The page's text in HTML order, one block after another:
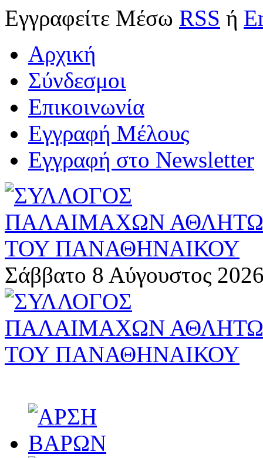
Εγγραφείτε Μέσω RSS ή
Αρχική
Σύνδεσμοι
Επικοινωνία
Εγγραφή Μέλους
Εγγραφή στο Newsletter
Σάββατο 8 Αύγουστος